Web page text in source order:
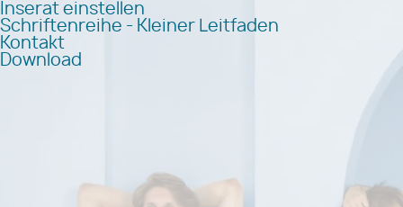
Inserat einstellen
Schriftenreihe - Kleiner Leitfaden
Kontakt
Download